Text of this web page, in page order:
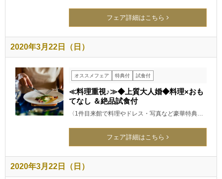
フェア詳細はこちら
2020年3月22日（日）
オススメフェア 特典付 試食付
≪料理重視♪≫◆上質大人婚◆料理×おも
てなし ＆絶品試食付
〈1件目来館で料理やドレス・写真など豪華特典…
フェア詳細はこちら
2020年3月22日（日）